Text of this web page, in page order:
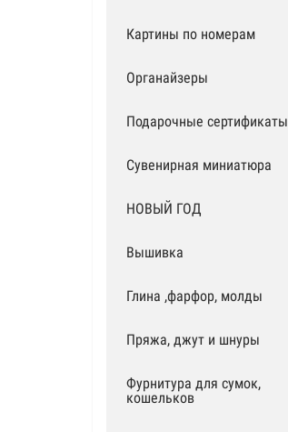
Картины по номерам
Органайзеры
Подарочные сертификаты
Сувенирная миниатюра
НОВЫЙ ГОД
Вышивка
Глина ,фарфор, молды
Пряжа, джут и шнуры
Фурнитура для сумок,
кошельков